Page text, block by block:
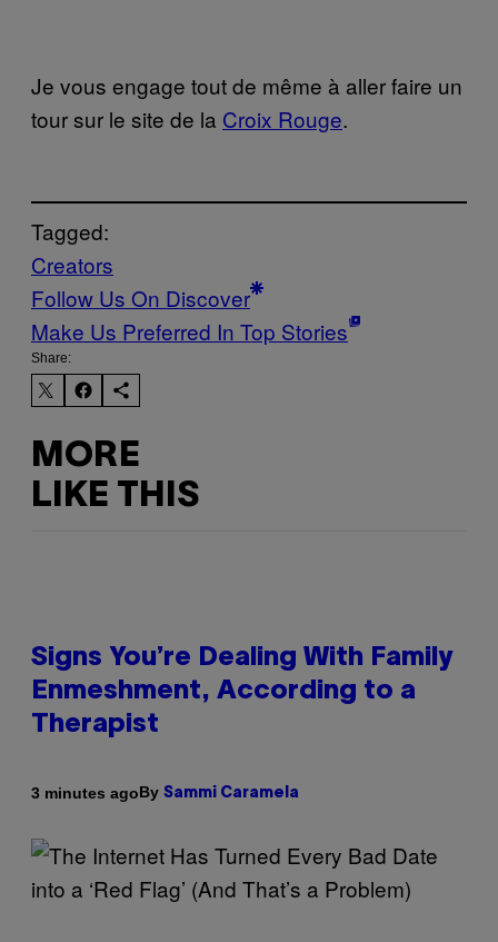
Je vous engage tout de même à aller faire un
tour sur le site de la Croix Rouge.
Tagged:
Creators
Follow Us On Discover
Make Us Preferred In Top Stories
Share:
MORE
LIKE THIS
Signs You’re Dealing With Family
Enmeshment, According to a
Therapist
3 minutes agoBy Sammi Caramela